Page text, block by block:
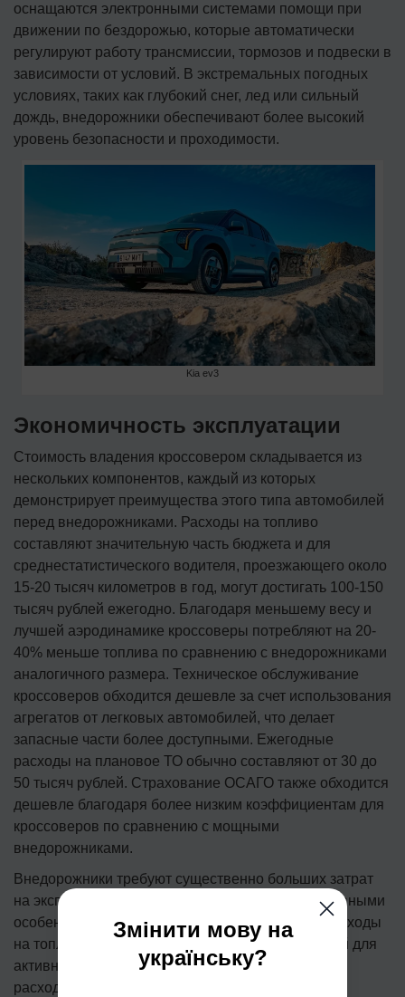
оснащаются электронными системами помощи при
движении по бездорожью, которые автоматически
регулируют работу трансмиссии, тормозов и подвески в
зависимости от условий. В экстремальных погодных
условиях, таких как глубокий снег, лед или сильный
дождь, внедорожники обеспечивают более высокий
уровень безопасности и проходимости.
Kia ev3
Экономичность эксплуатации
Стоимость владения кроссовером складывается из
нескольких компонентов, каждый из которых
демонстрирует преимущества этого типа автомобилей
перед внедорожниками. Расходы на топливо
составляют значительную часть бюджета и для
среднестатистического водителя, проезжающего около
15-20 тысяч километров в год, могут достигать 100-150
тысяч рублей ежегодно. Благодаря меньшему весу и
лучшей аэродинамике кроссоверы потребляют на 20-
40% меньше топлива по сравнению с внедорожниками
аналогичного размера. Техническое обслуживание
кроссоверов обходится дешевле за счет использования
агрегатов от легковых автомобилей, что делает
запасные части более доступными. Ежегодные
расходы на плановое ТО обычно составляют от 30 до
50 тысяч рублей. Страхование ОСАГО также обходится
дешевле благодаря более низким коэффициентам для
кроссоверов по сравнению с мощными
внедорожниками.
Внедорожники требуют существенно больших затрат
на эксплуатацию, что объясняется их конструктивными
особенностями и предназначением. Годовые расходы
на топливо могут достигать 150-250 тысяч рублей для
активно эксплуатируемого автомобиля. Высокий
расход обусловлен большим весом, менее
Змінити мову на
українську?